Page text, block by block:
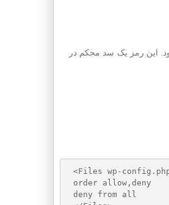
این رمز یک سد محکم در
<Files wp-
order allow,deny
deny from all